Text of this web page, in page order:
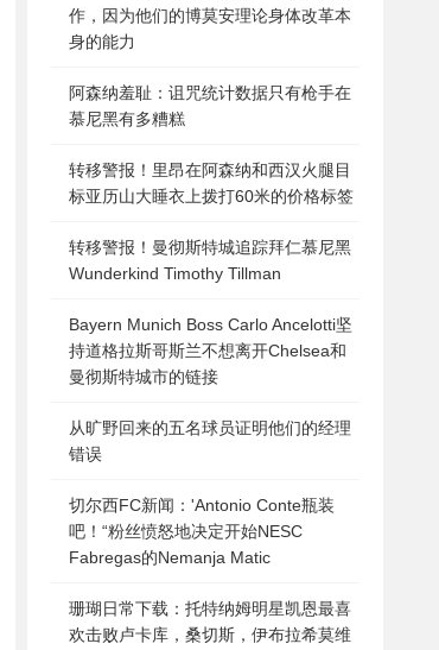
作，因为他们的博莫安理论身体改革本
身的能力
阿森纳羞耻：诅咒统计数据只有枪手在
慕尼黑有多糟糕
转移警报！里昂在阿森纳和西汉火腿目
标亚历山大睡衣上拨打60米的价格标签
转移警报！曼彻斯特城追踪拜仁慕尼黑
Wunderkind Timothy Tillman
Bayern Munich Boss Carlo Ancelotti坚
持道格拉斯哥斯兰不想离开Chelsea和
曼彻斯特城市的链接
从旷野回来的五名球员证明他们的经理
错误
切尔西FC新闻：'Antonio Conte瓶装
吧！“粉丝愤怒地决定开始NESC
Fabregas的Nemanja Matic
珊瑚日常下载：托特纳姆明星凯恩最喜
欢击败卢卡库，桑切斯，伊布拉希莫维